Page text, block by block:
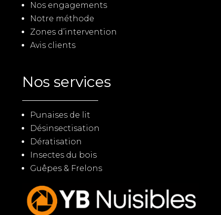
Nos engagements
Notre méthode
Zones d’intervention
Avis clients
Nos services
Punaises de lit
Désinsectisation
Dératisation
Insectes du bois
Guêpes & Frelons